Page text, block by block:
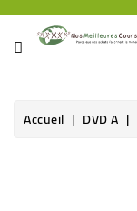
CATÉGORIE
ÉPICERIE
Accueil DVD A